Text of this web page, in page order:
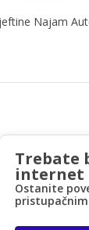
eLinka
Najam
Trebate
internet
Ostanite